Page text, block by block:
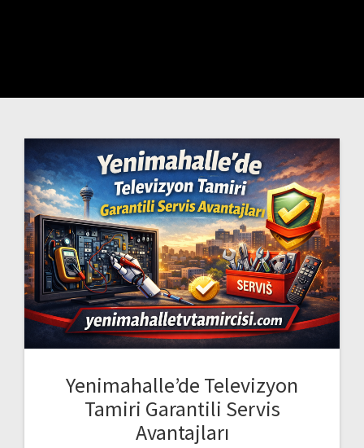
Yenimahalle’de Televizyon
Tamiri Garantili Servis
Avantajları